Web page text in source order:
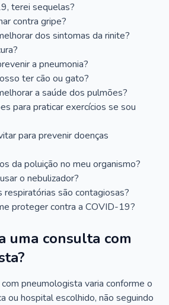
terei sequelas?
contra gripe?
dos sintomas da rinite?
a pneumonia?
ter cão ou gato?
a saúde dos pulmões?
para praticar exercícios se sou
para prevenir doenças
da poluição no meu organismo?
o nebulizador?
respiratórias são contagiosas?
proteger contra a COVID-19?
uma consulta com
pneumologista varia conforme o
ou hospital escolhido, não seguindo